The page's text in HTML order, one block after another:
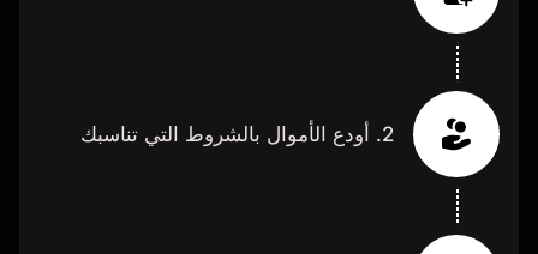
2. أودع الأموال بالشروط التي تناسبك